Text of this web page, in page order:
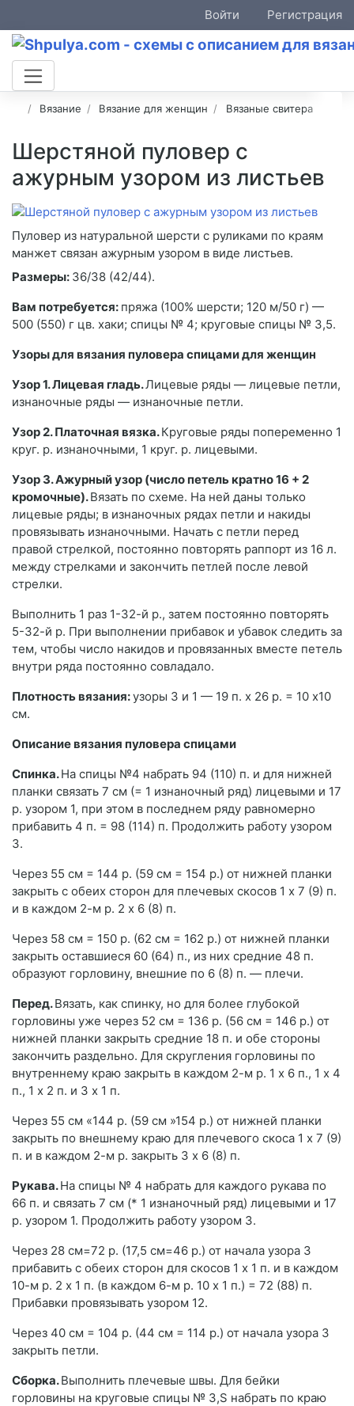
Войти Регистрация
Вязание Вязание для женщин Вязаные свитера
Шерстяной пуловер с
ажурным узором из листьев
Пуловер из натуральной шерсти с руликами по краям
манжет связан ажурным узором в виде листьев.
Размеры: 36/38 (42/44).
Вам потребуется: пряжа (100% шерсти; 120 м/50 г) —
500 (550) г цв. хаки; спицы № 4; круговые спицы № 3,5.
Узоры для вязания пуловера спицами для женщин
Узор 1. Лицевая гладь.Лицевые ряды — лицевые петли,
изнаночные ряды — изнаночные петли.
Узор 2. Платочная вязка.Круговые ряды попеременно 1
круг. р. изнаночными, 1 круг. р. лицевыми.
Узор 3. Ажурный узор (число петель кратно 16 + 2
кромочные).Вязать по схеме. На ней даны только
лицевые ряды; в изнаночных рядах петли и накиды
провязывать изнаночными. Начать с петли перед
правой стрелкой, постоянно повторять раппорт из 16 л.
между стрелками и закончить петлей после левой
стрелки.
Выполнить 1 раз 1-32-й р., затем постоянно повторять
5-32-й р. При выполнении прибавок и убавок следить за
тем, чтобы число накидов и провязанных вместе петель
внутри ряда постоянно совладало.
Плотность вязания:узоры З и 1 — 19 п. х 26 р. = 10 x10
см.
Описание вязания пуловера спицами
Спинка.На спицы №4 набрать 94 (110) п. и для нижней
планки связать 7 см (= 1 изнаночный ряд) лицевыми и 17
р. узором 1, при этом в последнем ряду равномерно
прибавить 4 п. = 98 (114) п. Продолжить работу узором
3.
Через 55 см = 144 р. (59 см = 154 р.) от нижней планки
закрыть с обеих сторон для плечевых скосов 1 х 7 (9) п.
и в каждом 2-м р. 2 х 6 (8) п.
Через 58 см = 150 р. (62 см = 162 р.) от нижней планки
закрыть оставшиеся 60 (64) п., из них средние 48 п.
образуют горловину, внешние по 6 (8) п. — плечи.
Перед.Вязать, как спинку, но для более глубокой
горловины уже через 52 см = 136 р. (56 см = 146 р.) от
нижней планки закрыть средние 18 п. и обе стороны
закончить раздельно. Для скругления горловины по
внутреннему краю закрыть в каждом 2-м р. 1 х 6 п., 1 х 4
п., 1 x 2 п. и 3 x 1 п.
Через 55 см «144 р. (59 см »154 р.) от нижней планки
закрыть по внешнему краю для плечевого скоса 1 х 7 (9)
п. и в каждом 2-м р. закрыть 3 х 6 (8) п.
Рукава.На спицы № 4 набрать для каждого рукава по
66 п. и связать 7 см (* 1 изнаночный ряд) лицевыми и 17
р. узором 1. Продолжить работу узором 3.
Через 28 см=72 р. (17,5 см=46 р.) от начала узора 3
прибавить с обеих сторон для скосов 1 х 1 п. и в каждом
10-м р. 2 х 1 п. (в каждом 6-м р. 10 х 1 п.) = 72 (88) п.
Прибавки провязывать узором 12.
Через 40 см = 104 р. (44 см = 114 р.) от начала узора 3
закрыть петли.
Сборка.Выполнить плечевые швы. Для бейки
горловины на круговые спицы № 3,S набрать по краю